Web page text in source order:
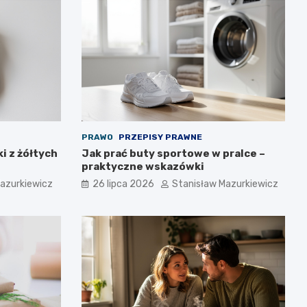
z żółtych
PRAWO PRZEPISY PRAWNE
Jak prać buty sportowe w pralce –
praktyczne wskazówki
26 lipca 2026 Stanisław Mazurkiewicz